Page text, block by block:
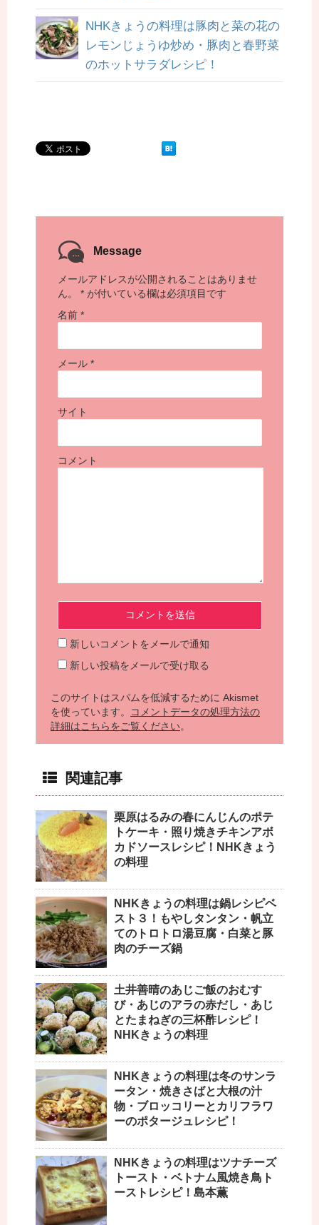
NHKきょうの料理は豚肉と菜の花の
レモンじょうゆ炒め・豚肉と春野菜
のホットサラダレシピ！
Message
メールアドレスが公開されることはありませ
ん。
* が付いている欄は必須項目です
名前 *
メール *
サイト
コメント
新しいコメントをメールで通知
新しい投稿をメールで受け取る
このサイトはスパムを低減するために Akismet
を使っています。
コメントデータの処理方法の
詳細はこちらをご覧ください。
関連記事
栗原はるみの春にんじんのポテ
トケーキ・照り焼きチキンアボ
カドソースレシピ！NHKきょう
の料理
NHKきょうの料理は鍋レシピベ
スト３！もやしタンタン・帆立
てのトロトロ湯豆腐・白菜と豚
肉のチーズ鍋
土井善晴のあじご飯のおむす
び・あじのアラの赤だし・あじ
とたまねぎの三杯酢レシピ！
NHKきょうの料理
NHKきょうの料理は冬のサンラ
ータン・焼きさばと大根の汁
物・ブロッコリーとカリフラワ
ーのポタージュレシピ！
NHKきょうの料理はツナチーズ
トースト・ベトナム風焼き鳥ト
ーストレシピ！島本薫